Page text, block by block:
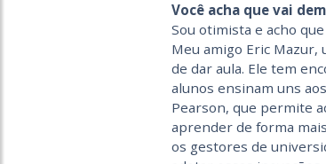
Você acha que vai
Sou otimista e acho
Meu amigo Eric
de dar aula. Ele tem
alunos ensinam uns
Pearson, que permite
aprender de forma
os gestores de